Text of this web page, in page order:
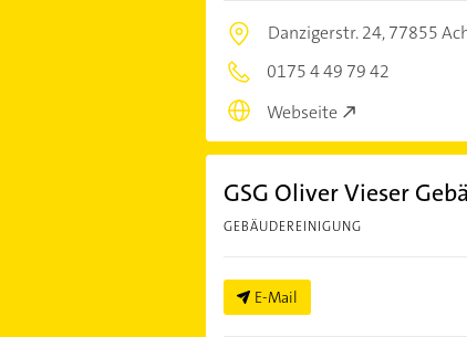
Danzigerstr. 24,77855
0175 4 49 79 42
Webseite
GSG Oliver Vieser
GEBÄUDEREINIGUNG
E-Mail